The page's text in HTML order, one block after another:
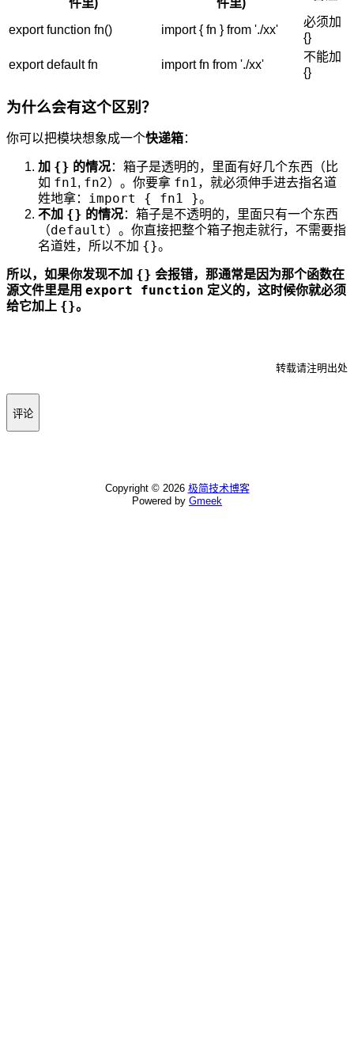
件里)
件里)
export function fn() import { fn } from './xx'
必须加
{}
export default fn
import fn from './xx'
不能加
{}
为什么会有这个区别？
你可以把模块想象成一个快递箱：
加 {} 的情况：箱子是透明的，里面有好几个东西（比
如 fn1, fn2）。你要拿 fn1，就必须伸手进去指名道
姓地拿： import { fn1 }。
不加 {} 的情况：箱子是不透明的，里面只有一个东西
（default）。你直接把整个箱子抱走就行，不需要指
名道姓，所以不加 {}。
所以，如果你发现不加 {} 会报错，那通常是因为那个函数在
源文件里是用 export function 定义的，这时候你就必须
给它加上 {}。
转载请注明出处
评论
Copyright © 2026 极简技术博客
Powered by Gmeek